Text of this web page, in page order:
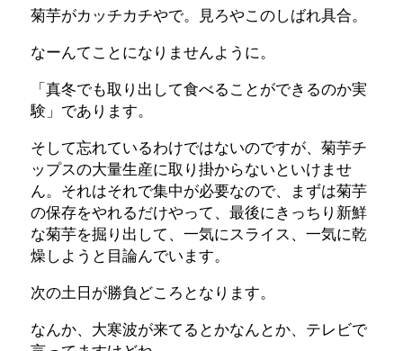
菊芋がカッチカチやで。見ろやこのしばれ具合。
なーんてことになりませんように。
「真冬でも取り出して食べることができるのか実
験」であります。
そして忘れているわけではないのですが、菊芋チ
ップスの大量生産に取り掛からないといけませ
ん。それはそれで集中が必要なので、まずは菊芋
の保存をやれるだけやって、最後にきっちり新鮮
な菊芋を掘り出して、一気にスライス、一気に乾
燥しようと目論んでいます。
次の土日が勝負どころとなります。
なんか、大寒波が来てるとかなんとか、テレビで